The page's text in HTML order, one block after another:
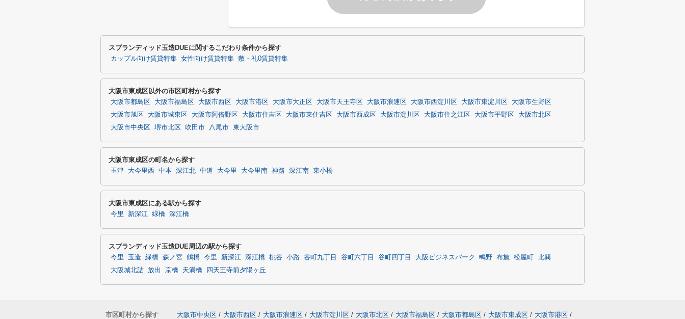
スプランディッド玉造DUEに関するこだわり条件から探す
カップル向け賃貸特集 女性向け賃貸特集 敷・礼0賃貸特集
大阪市東成区以外の市区町村から探す
大阪市都島区 大阪市福島区 大阪市西区 大阪市港区 大阪市大正区 大阪市天王寺区 大阪市浪速区 大阪市西淀川区 大阪市東淀川区
大阪市生野区
大阪市旭区
大阪市城東区 大阪市阿倍野区 大阪市住吉区 大阪市東住吉区 大阪市西成区 大阪市淀川区 大阪市住之江区 大阪市平野区
大阪市北区
大阪市中央区
堺市北区 吹田市 八尾市 東大阪市
大阪市東成区の町名から探す
玉津 大今里西 中本 深江北 中道 大今里 大今里南 神路 深江南 東小橋
大阪市東成区にある駅から探す
今里 新深江 緑橋 深江橋
スプランディッド玉造DUE周辺の駅から探す
今里 玉造 緑橋 森ノ宮 鶴橋 今里 新深江 深江橋 桃谷 小路 谷町九丁目 谷町六丁目 谷町四丁目 大阪ビジネスパーク 鴫野 布施 松屋町
北巽
大阪城北詰 放出 京橋 天満橋 四天王寺前夕陽ヶ丘
市区町村から探す 大阪市中央区 / 大阪市西区 / 大阪市浪速区 / 大阪市淀川区 / 大阪市北区 / 大阪市福島区 / 大阪市都島区 / 大阪市東成区 / 大阪市港区 /